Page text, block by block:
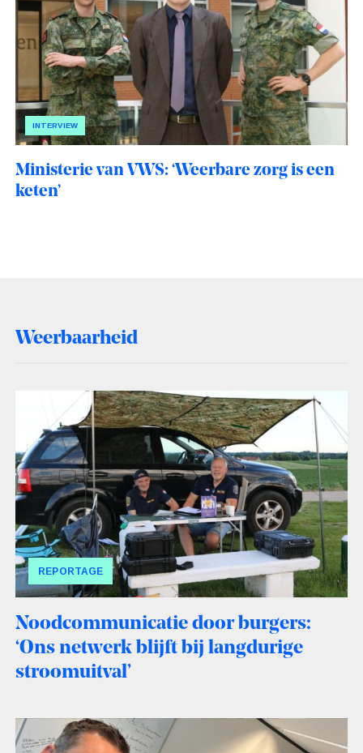
INTERVIEW
Ministerie van VWS: ‘Weerbare zorg is een
keten’
Weerbaarheid
REPORTAGE
Noodcommunicatie door burgers:
‘Ons netwerk blijft bij langdurige
stroomuitval’